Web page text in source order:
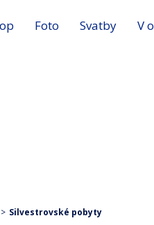
Foto Svatby V
Silvestrovské pobyty